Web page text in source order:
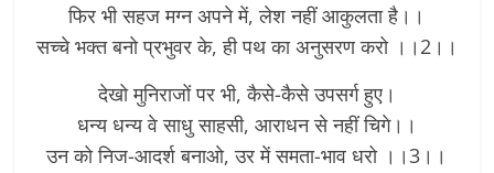
फिर भी सहज मग्न अपने में, लेश नहीं आकुलता है।।
सच्चे भक्त बनो प्रभुवर के, ही पथ का अनुसरण करो ।।2।।
देखो मुनिराजों पर भी, कैसे-कैसे उपसर्ग हुए।
धन्य धन्य वे साधु साहसी, आराधन से नहीं चिगे।।
उन को निज-आदर्श बनाओ, उर में समता-भाव धरो ।।3।।